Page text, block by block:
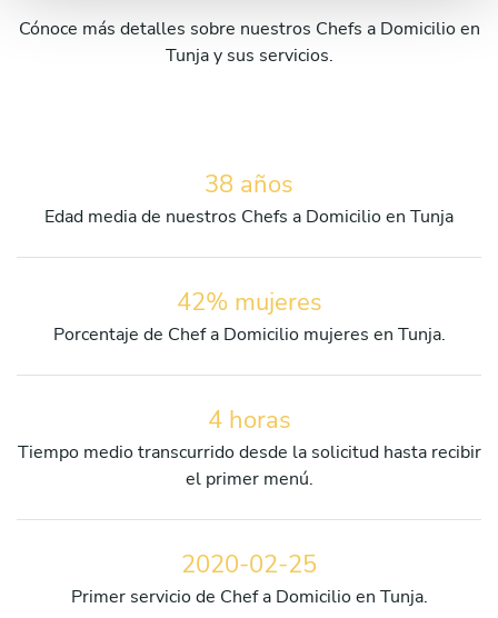
Cónoce más detalles sobre nuestros Chefs a Domicilio en
Tunja y sus servicios.
38 años
Edad media de nuestros Chefs a Domicilio en Tunja
42% mujeres
Porcentaje de Chef a Domicilio mujeres en Tunja.
4 horas
Tiempo medio transcurrido desde la solicitud hasta recibir
el primer menú.
2020-02-25
Primer servicio de Chef a Domicilio en Tunja.